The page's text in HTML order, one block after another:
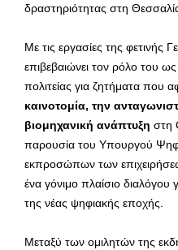
δραστηριότητας στη
Με τις εργασίες της φετινής
επιβεβαιώνει τον ρόλο του
πολιτείας για ζητήματα που
καινοτομία, την
βιομηχανική ανάπτυξη στη
παρουσία του Υπουργού
εκπροσώπων των
ένα γόνιμο πλαίσιο διαλόγου
της νέας ψηφιακής εποχής.
Μεταξύ των ομιλητών της